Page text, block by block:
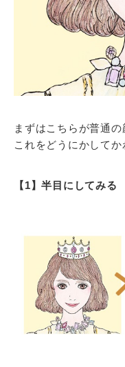
まずはこちらが普通の
これをどうにかしてか
【1】半目にしてみる